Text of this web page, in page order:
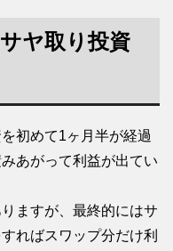
ヤ取り投資
初めて1ヶ月半が経過
あがって利益が出てい
ますが、最終的にはサ
ればスワップ分だけ利